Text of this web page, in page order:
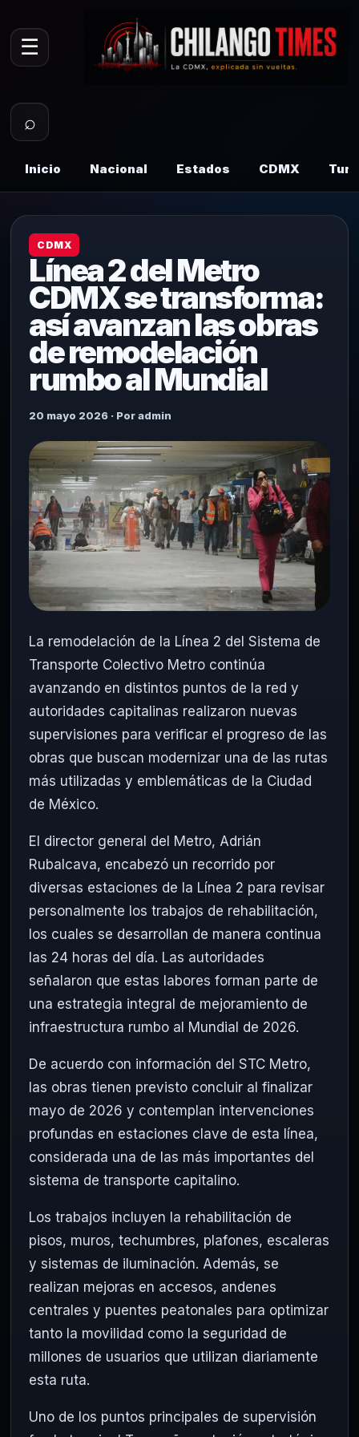
☰
⌕
Inicio Nacional Estados CDMX
CDMX
Línea 2 del Metro
CDMX se transforma:
así avanzan las obras
de remodelación
rumbo al Mundial
20 mayo 2026 · Por admin
La remodelación de la Línea 2 del Sistema de
Transporte Colectivo Metro continúa
avanzando en distintos puntos de la red y
autoridades capitalinas realizaron nuevas
supervisiones para verificar el progreso de las
obras que buscan modernizar una de las rutas
más utilizadas y emblemáticas de la Ciudad
de México.
El director general del Metro, Adrián
Rubalcava, encabezó un recorrido por
diversas estaciones de la Línea 2 para revisar
personalmente los trabajos de rehabilitación,
los cuales se desarrollan de manera continua
las 24 horas del día. Las autoridades
señalaron que estas labores forman parte de
una estrategia integral de mejoramiento de
infraestructura rumbo al Mundial de 2026.
De acuerdo con información del STC Metro,
las obras tienen previsto concluir al finalizar
mayo de 2026 y contemplan intervenciones
profundas en estaciones clave de esta línea,
considerada una de las más importantes del
sistema de transporte capitalino.
Los trabajos incluyen la rehabilitación de
pisos, muros, techumbres, plafones, escaleras
y sistemas de iluminación. Además, se
realizan mejoras en accesos, andenes
centrales y puentes peatonales para optimizar
tanto la movilidad como la seguridad de
millones de usuarios que utilizan diariamente
esta ruta.
Uno de los puntos principales de supervisión